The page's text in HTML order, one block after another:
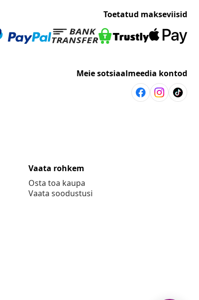
Toetatud makseviisid
Meie sotsiaalmeedia kontod
Vaata rohkem
Osta toa kaupa
Vaata soodustusi